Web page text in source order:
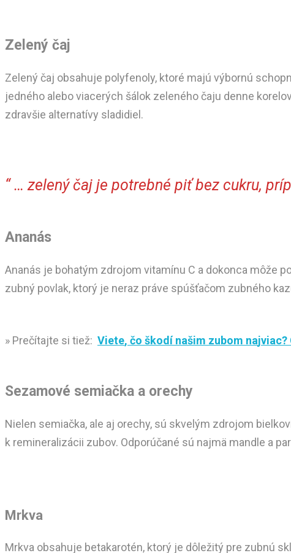
Zelený čaj
Zelený čaj obsahuje polyfenoly, ktoré majú výbornú
jedného alebo viacerých šálok zeleného čaju denne
zdravšie alternatívy sladidiel.
“ … zelený čaj je potrebné piť bez cukru,
Ananás
Ananás je bohatým zdrojom vitamínu C a dokonca môže
zubný povlak, ktorý je neraz práve spúšťačom zubného
» Prečítajte si tiež: Viete, čo škodí našim zubom najviac?
Sezamové semiačka a orechy
Nielen semiačka, ale aj orechy, sú skvelým zdrojom
k remineralizácii zubov. Odporúčané sú najmä mandle a
Mrkva
Mrkva obsahuje betakarotén, ktorý je dôležitý pre zubnú